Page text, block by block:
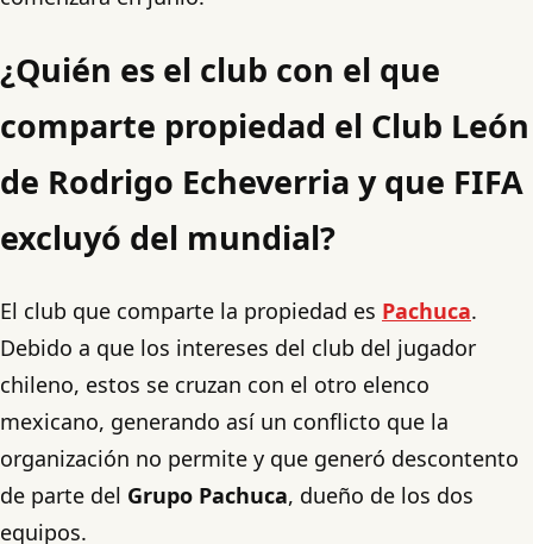
¿Quién es el club con el que
comparte propiedad el Club León
de Rodrigo Echeverria y que FIFA
excluyó del mundial?
El club que comparte la propiedad es Pachuca.
Debido a que los intereses del club del jugador
chileno, estos se cruzan con el otro elenco
mexicano, generando así un conflicto que la
organización no permite y que generó descontento
de parte del Grupo Pachuca, dueño de los dos
equipos.